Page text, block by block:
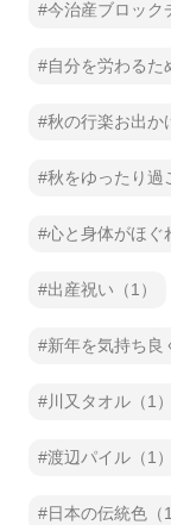
今治産ブロック
自分を労わるた
秋の行楽お出か
秋をゆったり過
心と身体がほぐ
出産祝い（1）
新年を気持ち良
川又タオル（1）
渡辺パイル（1）
日本の伝統色（1